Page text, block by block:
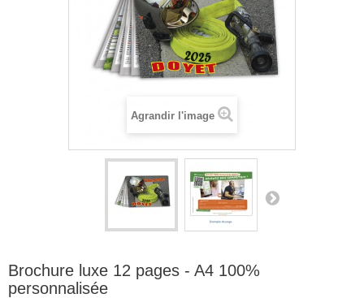
Agrandir l'image
Brochure luxe 12 pages - A4 100%
personnalisée